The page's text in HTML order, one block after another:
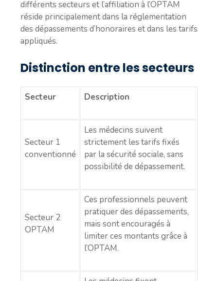
différents secteurs et l’affiliation à l’OPTAM
réside principalement dans la réglementation
des dépassements d’honoraires et dans les tarifs
appliqués.
Distinction entre les secteurs
Secteur Description
Secteur 1
conventionné
Les médecins suivent
strictement les tarifs fixés
par la sécurité sociale, sans
possibilité de dépassement.
Secteur 2
OPTAM
Ces professionnels peuvent
pratiquer des dépassements,
mais sont encouragés à
limiter ces montants grâce à
l’OPTAM.